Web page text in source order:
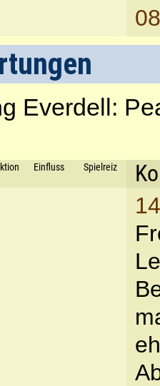
Everdell:
Einfluss Spielreiz